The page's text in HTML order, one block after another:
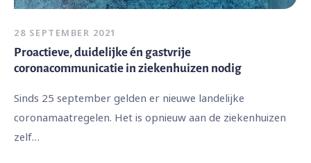
28 SEPTEMBER 2021
Proactieve, duidelijke én gastvrije
coronacommunicatie in ziekenhuizen nodig
Sinds 25 september gelden er nieuwe landelijke
coronamaatregelen. Het is opnieuw aan de ziekenhuizen
zelf…